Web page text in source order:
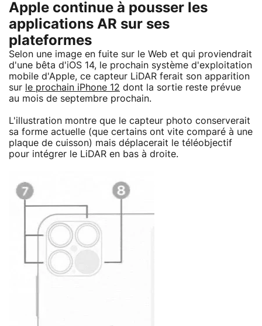
Apple continue à pousser les
applications AR sur ses
plateformes
Selon une image en fuite sur le Web et qui proviendrait
d'une bêta d'iOS 14, le prochain système d'exploitation
mobile d'Apple, ce capteur LiDAR ferait son apparition
sur le prochain iPhone 12 dont la sortie reste prévue
au mois de septembre prochain.
L'illustration montre que le capteur photo conserverait
sa forme actuelle (que certains ont vite comparé à une
plaque de cuisson) mais déplacerait le téléobjectif
pour intégrer le LiDAR en bas à droite.